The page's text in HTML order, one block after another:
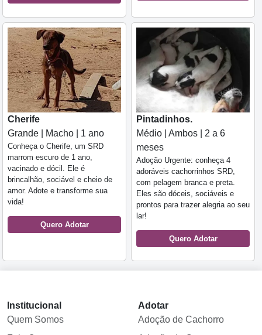
Cherife
Grande | Macho | 1 ano
Conheça o Cherife, um SRD
marrom escuro de 1 ano,
vacinado e dócil. Ele é
brincalhão, sociável e cheio de
amor. Adote e transforme sua
vida!
Quero Adotar
Pintadinhos.
Médio | Ambos | 2 a 6
meses
Adoção Urgente: conheça 4
adoráveis cachorrinhos SRD,
com pelagem branca e preta.
Eles são dóceis, sociáveis e
prontos para trazer alegria ao seu
lar!
Quero Adotar
Institucional
Quem Somos
Adotar
Adoção de Cachorro